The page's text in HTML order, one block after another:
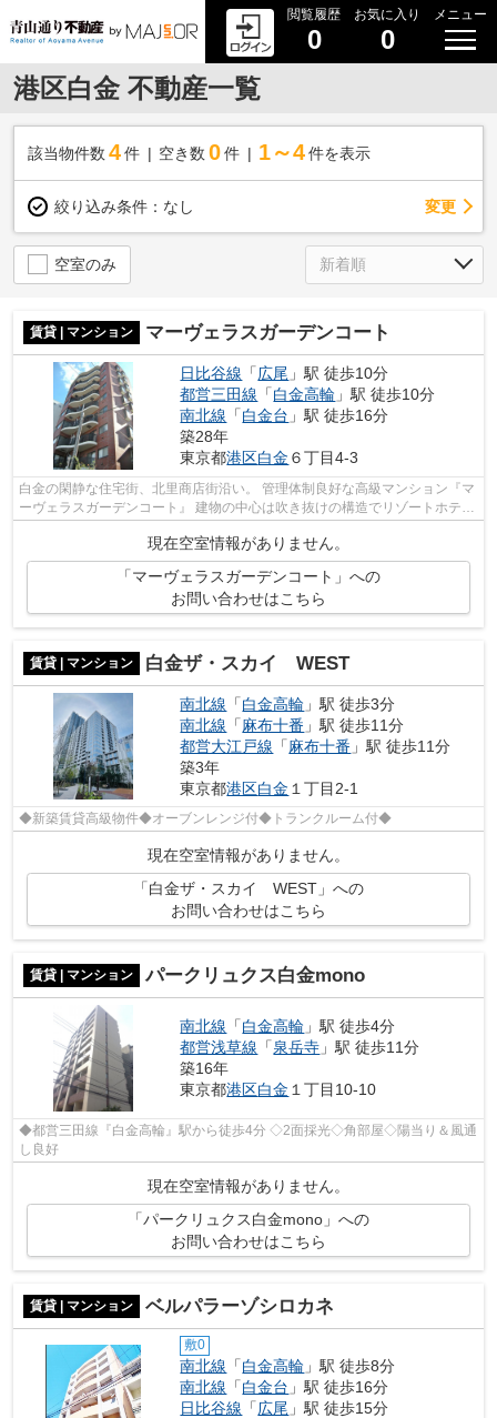
閲覧履歴
0
お気に入り
0
メニュー
港区白金 不動産一覧
該当物件数 4件 空き数 0 件 1～4 件を表示
絞り込み条件： なし 変更
空室のみ
賃貸 | マンション マーヴェラスガーデンコート
日比谷線 「広尾 」駅 徒歩10分
都営三田線 「白金高輪 」駅 徒歩10分
南北線 「白金台 」駅 徒歩16分
築28年
東京都港区白金 ６丁目4-3
白金の閑静な住宅街、北里商店街沿い。 管理体制良好な高級マンション『マ
ーヴェラスガーデンコート』 建物の中心は吹き抜けの構造でリゾートホテル
のような雰囲気です。 コンビニま...
現在空室情報がありません。
「マーヴェラスガーデンコート」への
お問い合わせはこちら
賃貸 | マンション 白金ザ・スカイ WEST
南北線 「白金高輪 」駅 徒歩3分
南北線 「麻布十番 」駅 徒歩11分
都営大江戸線 「麻布十番 」駅 徒歩11分
築3年
東京都港区白金 １丁目2-1
◆新築賃貸高級物件◆オーブンレンジ付◆トランクルーム付◆
現在空室情報がありません。
「白金ザ・スカイ WEST」への
お問い合わせはこちら
賃貸 | マンション パークリュクス白金mono
南北線 「白金高輪 」駅 徒歩4分
都営浅草線 「泉岳寺 」駅 徒歩11分
築16年
東京都港区白金 １丁目10-10
◆都営三田線『白金高輪』駅から徒歩4分 ◇2面採光◇角部屋◇陽当り＆風通
し良好
現在空室情報がありません。
「パークリュクス白金mono」への
お問い合わせはこちら
賃貸 | マンション ベルパラーゾシロカネ
敷0
南北線 「白金高輪 」駅 徒歩8分
南北線 「白金台 」駅 徒歩16分
日比谷線 「広尾 」駅 徒歩15分